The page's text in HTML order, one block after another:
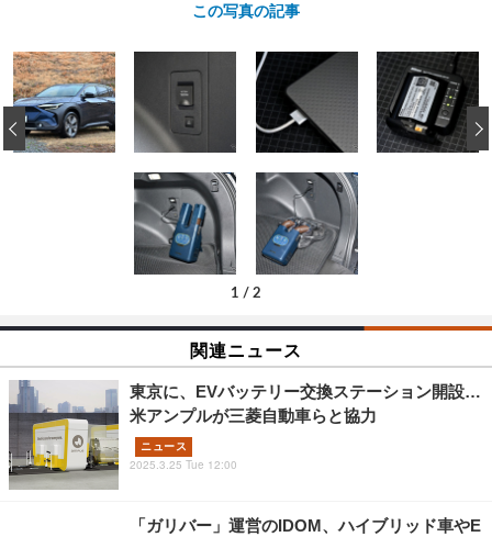
この写真の記事
1 / 2
‹
関連ニュース
東京に、EVバッテリー交換ステーション開設…
米アンプルが三菱自動車らと協力
ニュース
2025.3.25 Tue 12:00
「ガリバー」運営のIDOM、ハイブリッド車やE